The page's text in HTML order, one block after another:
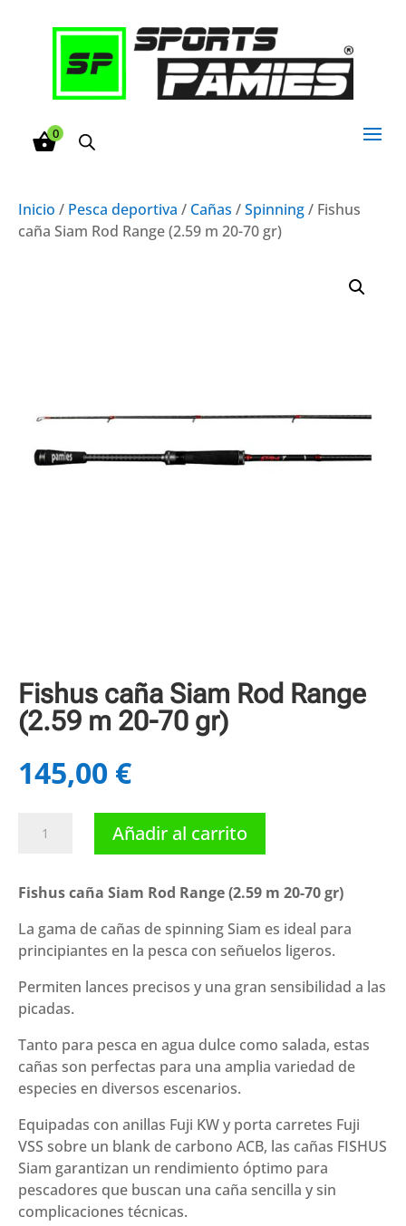
0
Inicio / Pesca deportiva / Cañas /Spinning/ Fishus
caña Siam Rod Range (2.59 m 20-70 gr)
Fishus caña Siam Rod Range
(2.59 m 20-70 gr)
145,00 €
caña
Rod
(2.59
m
70
gr)
cantidad
Añadir al carrito
Fishus caña Siam Rod Range (2.59 m 20-70 gr)
La gama de cañas de spinning Siam es ideal para
principiantes en la pesca con señuelos ligeros.
Permiten lances precisos y una gran sensibilidad a las
picadas.
Tanto para pesca en agua dulce como salada, estas
cañas son perfectas para una amplia variedad de
especies en diversos escenarios.
Equipadas con anillas Fuji KW y porta carretes Fuji
VSS sobre un blank de carbono ACB, las cañas FISHUS
Siam garantizan un rendimiento óptimo para
pescadores que buscan una caña sencilla y sin
complicaciones técnicas.